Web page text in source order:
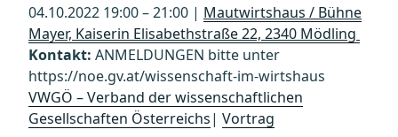
04.10.2022 19:00 – 21:00 | Mautwirtshaus / Bühne
Mayer, Kaiserin Elisabethstraße 22, 2340 Mödling
Kontakt: ANMELDUNGEN bitte unter
https://noe.gv.at/wissenschaft-im-wirtshaus
VWGÖ – Verband der wissenschaftlichen
Gesellschaften Österreichs| Vortrag